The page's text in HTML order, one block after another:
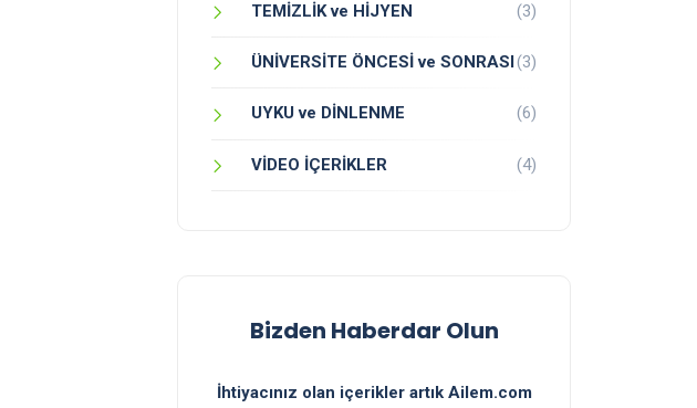
TEMİZLİK ve HİJYEN (3)
ÜNİVERSİTE ÖNCESİ ve SONRASI (3)
UYKU ve DİNLENME (6)
VİDEO İÇERİKLER (4)
Bizden Haberdar Olun
İhtiyacınız olan içerikler artık Ailem.com